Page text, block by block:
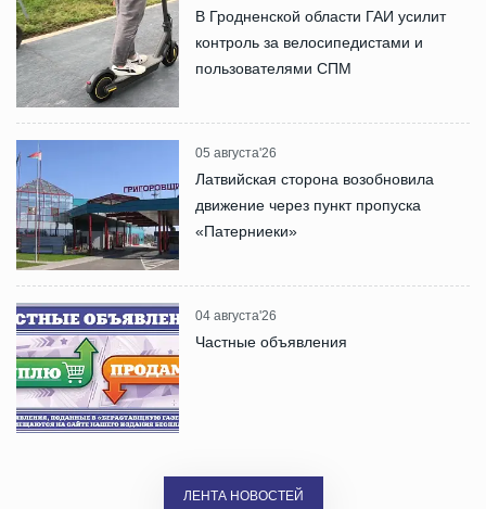
В Гродненской области ГАИ усилит
контроль за велосипедистами и
пользователями СПМ
05 августа'26
Латвийская сторона возобновила
движение через пункт пропуска
«Патерниеки»
04 августа'26
Частные объявления
ЛЕНТА НОВОСТЕЙ